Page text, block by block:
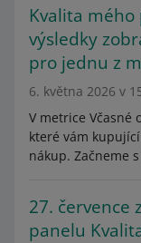
Kvalita mého
výsledky
pro jednu z
6. května 2026 v
V metrice Včasné
které vám
nákup. Začneme
27. července
panelu